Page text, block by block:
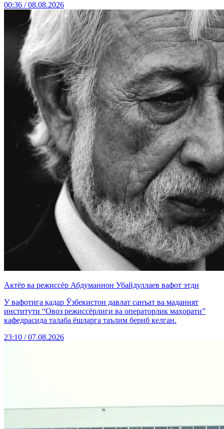
00:36 / 08.08.2026
Актёр ва режиссёр Абдуманнон Убайдуллаев вафот этди
У вафотига қадар Ўзбекистон давлат санъат ва маданият
институти “Овоз режиссёрлиги ва операторлик маҳорати”
кафедрасида талаба ёшларга таълим бериб келган.
23:10 / 07.08.2026